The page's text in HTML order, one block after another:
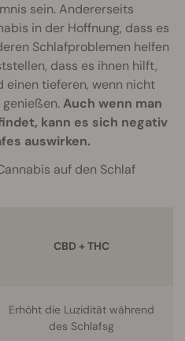
sein. Andererseits
in der Hoffnung, dass es
Schlafproblemen helfen
dass es ihnen hilft,
einen tieferen, wenn nicht
genießen.Auch wenn man
kann es sich negativ
auswirken.
auf den Schlaf
CBD + THC
Erhöht die Luzidität während
des Schlafsg